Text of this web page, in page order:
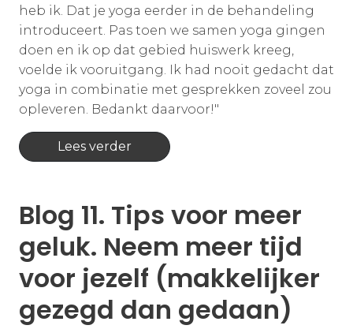
heb ik. Dat je yoga eerder in de behandeling
introduceert. Pas toen we samen yoga gingen
doen en ik op dat gebied huiswerk kreeg,
voelde ik vooruitgang. Ik had nooit gedacht dat
yoga in combinatie met gesprekken zoveel zou
opleveren. Bedankt daarvoor!"
Lees verder
Blog 11. Tips voor meer
geluk. Neem meer tijd
voor jezelf (makkelijker
gezegd dan gedaan)